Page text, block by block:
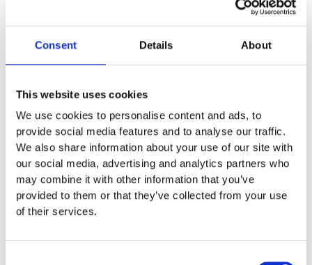
Consent Details About
This website uses cookies
We use cookies to personalise content and ads, to
provide social media features and to analyse our traffic.
We also share information about your use of our site with
our social media, advertising and analytics partners who
may combine it with other information that you’ve
provided to them or that they’ve collected from your use
of their services.
06000818
EUROFLEX® Lawn Edging grey
06000800
EUROFLEX® Lawn Edging red
500:-